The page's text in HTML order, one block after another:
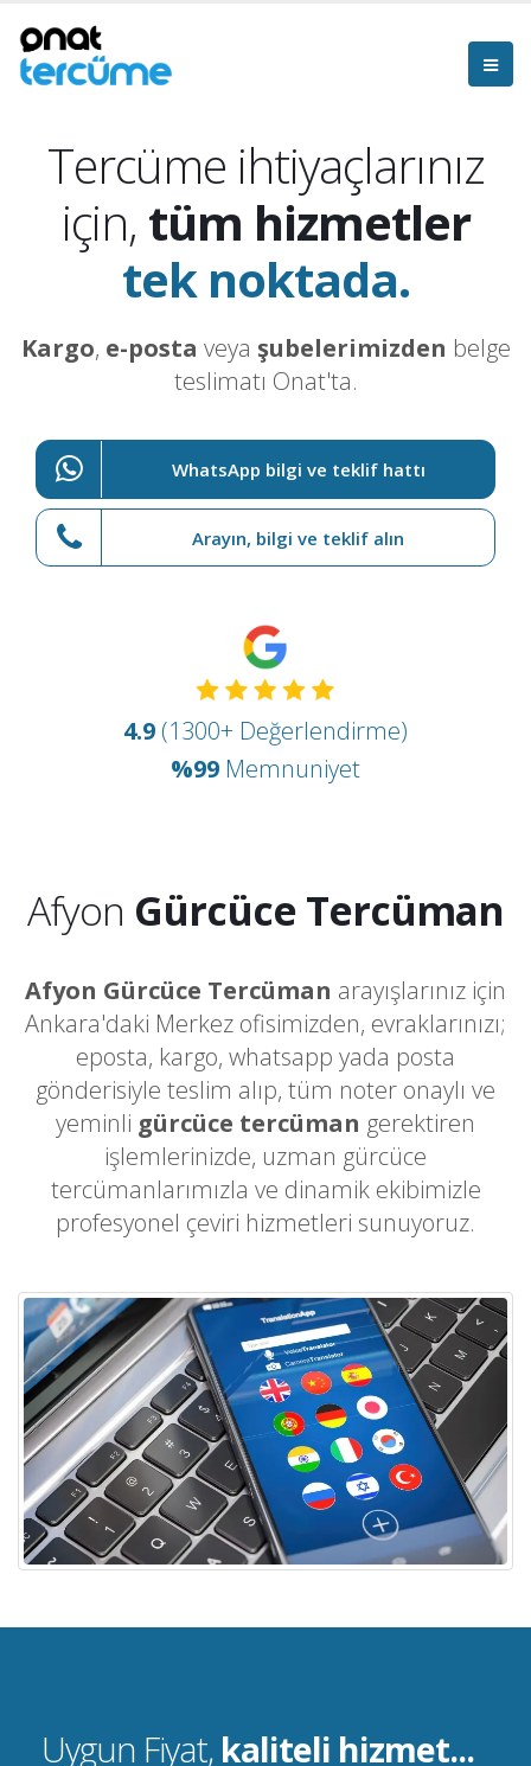
Tercüme ihtiyaçlarınız
için, tüm hizmetler
tek noktada.
Kargo, e-posta veya şubelerimizden belge
teslimatı Onat'ta.
WhatsApp bilgi ve teklif hattı
Arayın, bilgi ve teklif alın
4.9 (1300+ Değerlendirme)
%99 Memnuniyet
Afyon Gürcüce Tercüman
Afyon Gürcüce Tercüman arayışlarınız için
Ankara'daki Merkez ofisimizden, evraklarınızı;
eposta, kargo, whatsapp yada posta
gönderisiyle teslim alıp, tüm noter onaylı ve
yeminli gürcüce tercüman gerektiren
işlemlerinizde, uzman gürcüce
tercümanlarımızla ve dinamik ekibimizle
profesyonel çeviri hizmetleri sunuyoruz.
Uygun Fiyat, kaliteli hizmet...